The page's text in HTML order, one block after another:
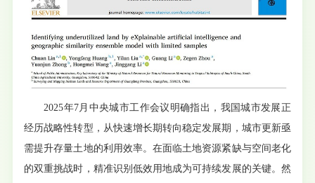
2025年7月中央城市工作会议明确指出，我国城市发展正
经历战略性转型，从快速增长期转向稳定发展期，城市更新亟
需提升存量土地的利用效率。在面临土地资源紧缺与空间老化
的双重挑战时，精准识别低效用地成为可持续发展的关键。然